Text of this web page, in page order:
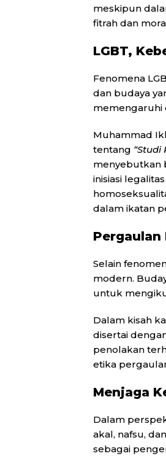
meskipun
fitrah dan
LGBT,
Fenomena
dan budaya
memengaruhi
Muhammad
tentang “Studi
menyebutkan
inisiasi
dalam ikatan
Pergaulan
Selain
modern.
untuk
Dalam kisah
disertai
penolakan
etika
Menjaga
Dalam
akal, nafsu,
sebagai